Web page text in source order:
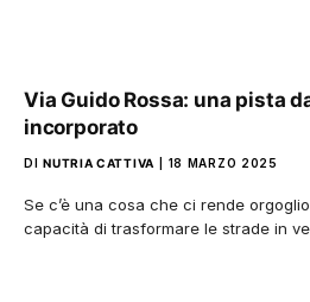
Via Guido Rossa: una pista
incorporato
DI NUTRIA CATTIVA 18 MARZO 2025
Se c’è una cosa che ci rende
capacità di trasformare le strade in